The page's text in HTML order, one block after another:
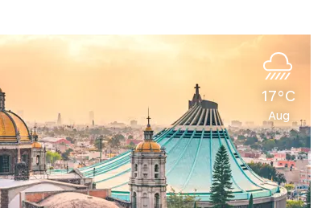
17°C
Aug